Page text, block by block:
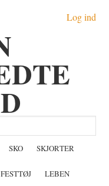
Log ind
SKO SKJORTER
FESTTØJ LEBEN